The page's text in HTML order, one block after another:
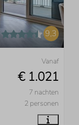
9,3
Vanaf
€ 1.021
7 nachten
2 personen